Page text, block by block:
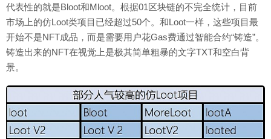
代表性的就是Bloot和Mloot。根据01区块链的不完全统计，目前
市场上的仿Loot类项目已经超过50个。和Loot一样，这些项目最
开始不是NFT成品，而是需要用户花Gas费通过智能合约“铸造”。
铸造出来的NFT在视觉上是极其简单粗暴的文字TXT和空白背
景。